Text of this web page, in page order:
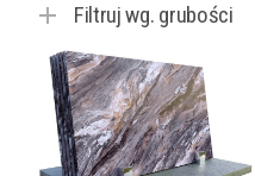
Filtruj wg. grubości